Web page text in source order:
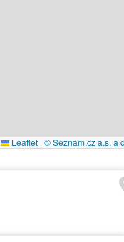
Leaflet | © Seznam.cz a.s. a